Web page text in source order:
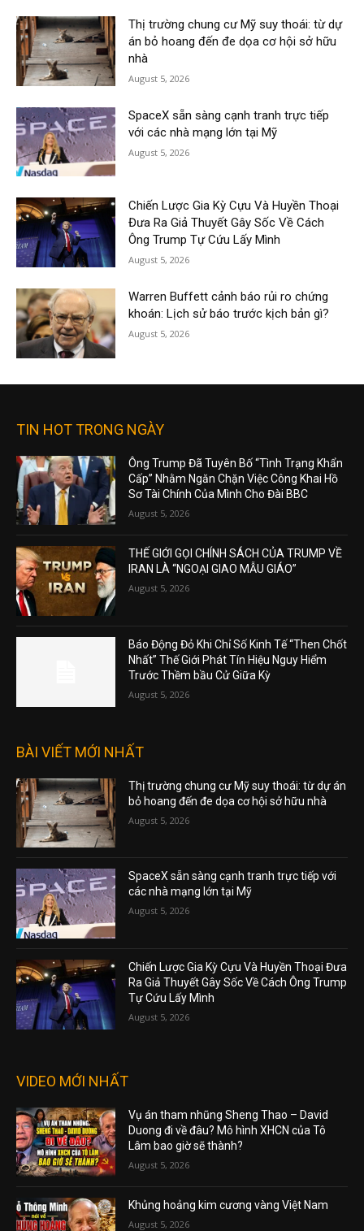
Thị trường chung cư Mỹ suy thoái: từ dự
án bỏ hoang đến đe dọa cơ hội sở hữu
nhà
August 5, 2026
SpaceX sẵn sàng cạnh tranh trực tiếp
với các nhà mạng lớn tại Mỹ
August 5, 2026
Chiến Lược Gia Kỳ Cựu Và Huyền Thoại
Đưa Ra Giả Thuyết Gây Sốc Về Cách
Ông Trump Tự Cứu Lấy Mình
August 5, 2026
Warren Buffett cảnh báo rủi ro chứng
khoán: Lịch sử báo trước kịch bản gì?
August 5, 2026
TIN HOT TRONG NGÀY
Ông Trump Đã Tuyên Bố “Tình Trạng Khẩn
Cấp” Nhằm Ngăn Chặn Việc Công Khai Hồ
Sơ Tài Chính Của Mình Cho Đài BBC
August 5, 2026
THẾ GIỚI GỌI CHÍNH SÁCH CỦA TRUMP VỀ
IRAN LÀ “NGOẠI GIAO MẪU GIÁO”
August 5, 2026
Báo Động Đỏ Khi Chỉ Số Kinh Tế “Then Chốt
Nhất” Thế Giới Phát Tín Hiệu Nguy Hiểm
Trước Thềm bầu Cử Giữa Kỳ
August 5, 2026
BÀI VIẾT MỚI NHẤT
Thị trường chung cư Mỹ suy thoái: từ dự án
bỏ hoang đến đe dọa cơ hội sở hữu nhà
August 5, 2026
SpaceX sẵn sàng cạnh tranh trực tiếp với
các nhà mạng lớn tại Mỹ
August 5, 2026
Chiến Lược Gia Kỳ Cựu Và Huyền Thoại Đưa
Ra Giả Thuyết Gây Sốc Về Cách Ông Trump
Tự Cứu Lấy Mình
August 5, 2026
VIDEO MỚI NHẤT
Vụ án tham nhũng Sheng Thao – David
Duong đi về đâu? Mô hình XHCN của Tô
Lâm bao giờ sẽ thành?
August 5, 2026
Khủng hoảng kim cương vàng Việt Nam
August 5, 2026